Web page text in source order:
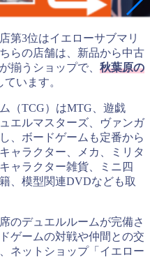
第3位はイエローサブマリ
らの店舗は、新品から中古
揃うショップで、 秋葉原の
います。
（TCG）はMTG、遊戯
エルマスターズ、ヴァンガ
、ボードゲームも定番から
ャラクター、メカ、ミリタ
ャラクター雑貨、ミニ四
、模型関連DVDなども取
のデュエルルームが完備さ
ゲームの対戦や仲間との交
ネットショップ「イエロー